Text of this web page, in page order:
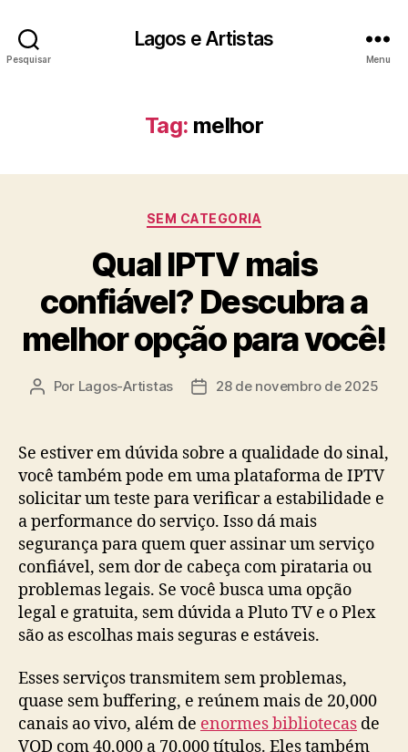
Pesquisar
Lagos e Artistas
Menu
Tag: melhor
Categorias
SEM CATEGORIA
Qual IPTV mais
confiável? Descubra a
melhor opção para você!
Autor
Por Lagos-Artistas
Data28 de novembro de 2025
Se estiver em dúvida sobre a qualidade do sinal,
você também pode em uma plataforma de IPTV
solicitar um teste para verificar a estabilidade e
a performance do serviço. Isso dá mais
segurança para quem quer assinar um serviço
confiável, sem dor de cabeça com pirataria ou
problemas legais. Se você busca uma opção
legal e gratuita, sem dúvida a Pluto TV e o Plex
são as escolhas mais seguras e estáveis.
Esses serviços transmitem sem problemas,
quase sem buffering, e reúnem mais de 20,000
canais ao vivo, além de enormes bibliotecas de
VOD com 40,000 a 70,000 títulos. Eles também